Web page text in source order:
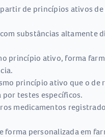
de princípios ativos
substâncias altamente
princípio ativo, forma
princípio ativo que o de
testes específicos.
medicamentos
forma personalizada em